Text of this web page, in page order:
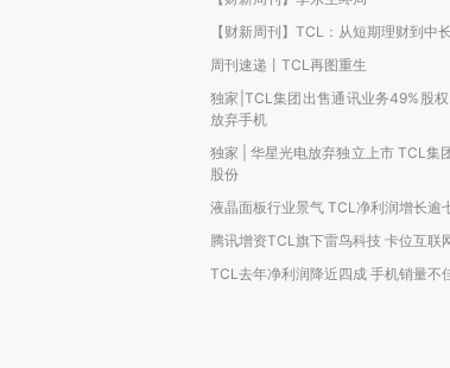
【财新周刊】TCL：从短期理财到中
周刊速递丨TCL再图重生
独家|TCL集团出售通讯业务49%股
放弃手机
独家 | 华星光电放弃独立上市 TCL集
股份
液晶面板行业景气 TCL净利润增长逾
腾讯增资TCL旗下雷鸟科技 卡位互联
TCL去年净利润降近四成 手机销量不